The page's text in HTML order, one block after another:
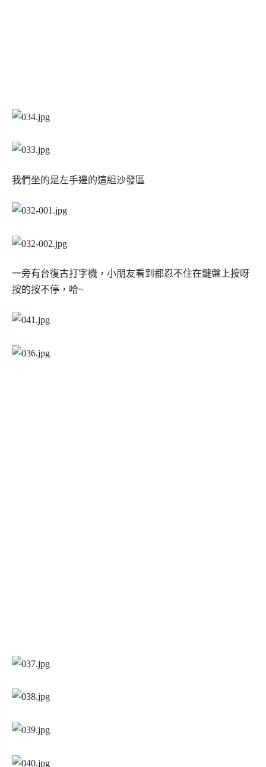
我們坐的是左手邊的這組沙發區
一旁有台復古打字機，小朋友看到都忍不住在鍵盤上按呀
按的按不停，哈~